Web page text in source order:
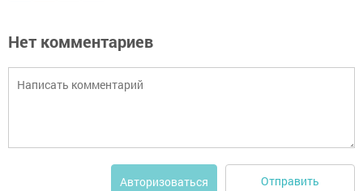
Нет комментариев
Авторизоваться Отправить